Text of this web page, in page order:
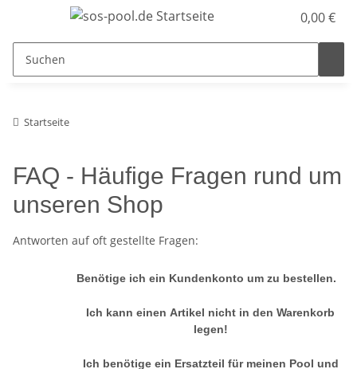
0,00 €
Startseite
FAQ - Häufige Fragen rund um
unseren Shop
Antworten auf oft gestellte Fragen:
Benötige ich ein Kundenkonto um zu bestellen.
Ich kann einen Artikel nicht in den Warenkorb
legen!
Ich benötige ein Ersatzteil für meinen Pool und